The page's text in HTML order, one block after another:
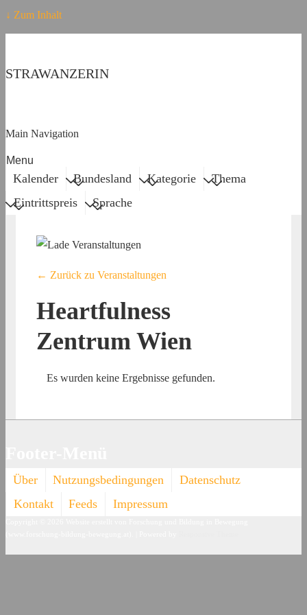
↓ Zum Inhalt
STRAWANZERIN
Main Navigation
Menu
Kalender Bundesland Kategorie
Thema
Eintrittspreis
Sprache
← Zurück zu Veranstaltungen
Heartfulness
Zentrum Wien
Es wurden keine Ergebnisse gefunden.
Über Nutzungsbedingungen
Datenschutz
Kontakt
Feeds Impressum